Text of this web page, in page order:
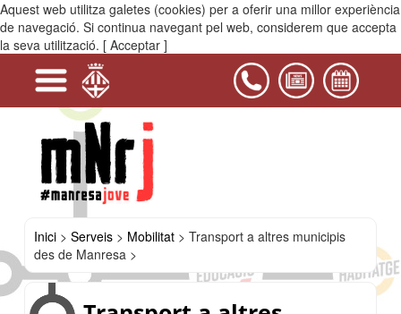
Aquest web utilitza galetes (cookies) per a oferir una millor experiència
de navegació. Si continua navegant pel web, considerem que accepta
la seva utilització. [ Acceptar ]
MENÚ
Serveis
-
Educació
+
Manresa
Treball
+
Oci
i
+
Mobilitat
-
Transport
públic
Manresa
Transport
a
municipis
des
de
Manresa
Mobilitat
Internacional
+
Descomptes
per
joves
per
viatjar
a
Salut
+
Habitatge
Projectes
+
Activitats
+
Equipaments
+
PIJ
Casals
Bages
+
Contacta'ns
+
Inici> Serveis> Mobilitat> Transport a altres municipis
des de Manresa >